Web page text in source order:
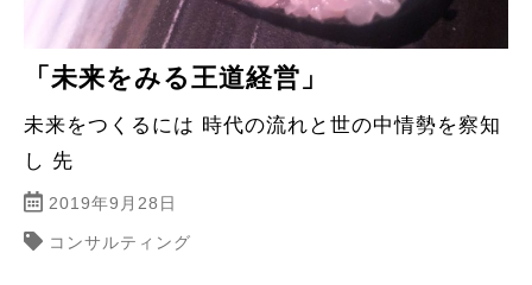
「未来をみる王道経営」
未来をつくるには 時代の流れと世の中情勢を察知
し 先
2019年9月28日
コンサルティング